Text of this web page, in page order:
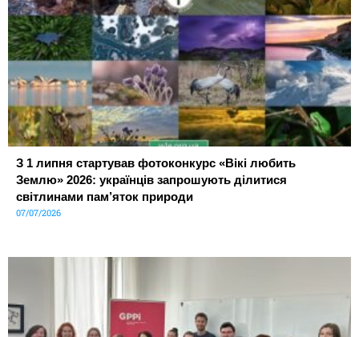
З 1 липня стартував фотоконкурс «Вікі любить
Землю» 2026: українців запрошують ділитися
світлинами пам’яток природи
07/07/2026